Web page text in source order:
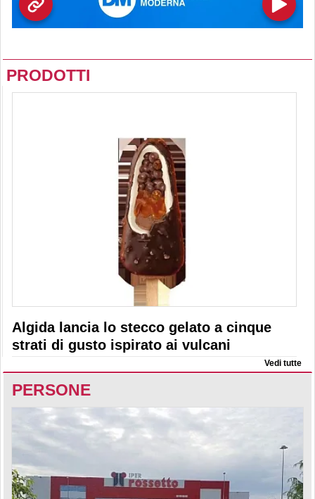
PRODOTTI
Algida lancia lo stecco gelato a cinque
strati di gusto ispirato ai vulcani
Vedi tutte
PERSONE